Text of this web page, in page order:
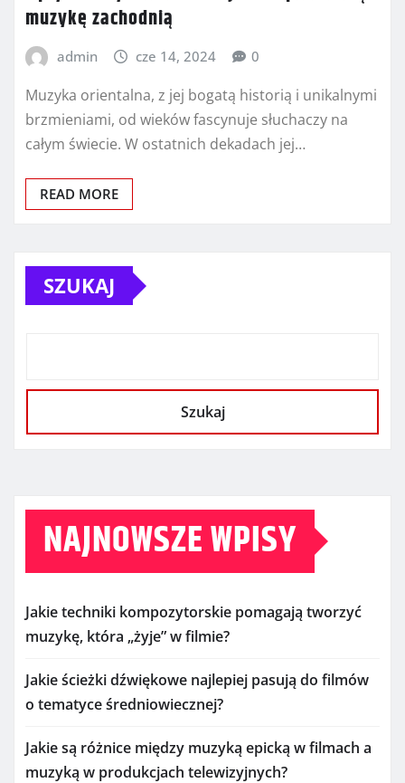
muzykę zachodnią
admin cze 14, 2024 0
Muzyka orientalna, z jej bogatą historią i unikalnymi
brzmieniami, od wieków fascynuje słuchaczy na
całym świecie. W ostatnich dekadach jej…
READ MORE
SZUKAJ
Szukaj
NAJNOWSZE WPISY
Jakie techniki kompozytorskie pomagają tworzyć
muzykę, która „żyje” w filmie?
Jakie ścieżki dźwiękowe najlepiej pasują do filmów
o tematyce średniowiecznej?
Jakie są różnice między muzyką epicką w filmach a
muzyką w produkcjach telewizyjnych?